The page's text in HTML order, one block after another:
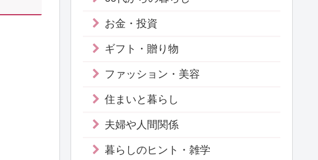
お金・投資
ギフト・贈り物
ファッション・美容
住まいと暮らし
夫婦や人間関係
暮らしのヒント・雑学